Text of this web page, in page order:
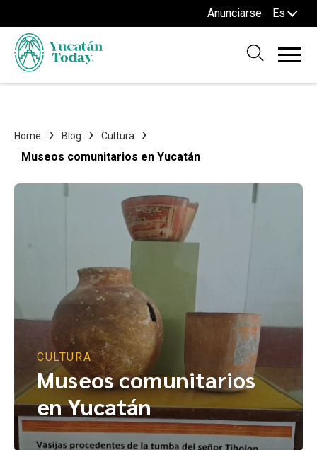
Anunciarse Es
Home Blog Cultura
Museos comunitarios en Yucatán
CULTURA
Museos comunitarios
en Yucatán